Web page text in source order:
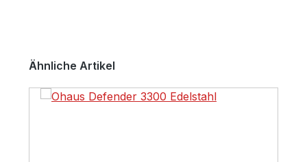
Produktgalerie überspringen
Ähnliche Artikel